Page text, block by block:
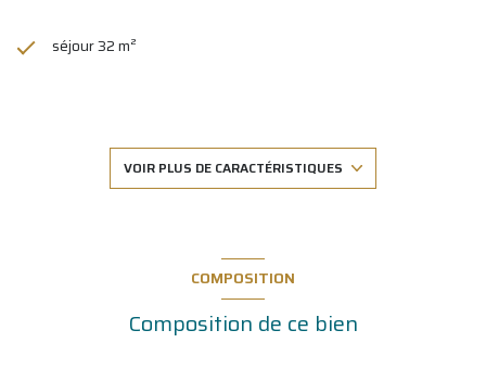
séjour 32 m²
1 salle(s) d'eau
cuisine séparée (équipée)
Chauffage individuel : radiateur (gaz de ville)
VOIR PLUS DE CARACTÉRISTIQUES
COMPOSITION
Composition de ce bien